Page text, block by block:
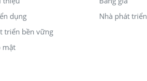
dụng
triển bền vững
mật
Nhà phát triển